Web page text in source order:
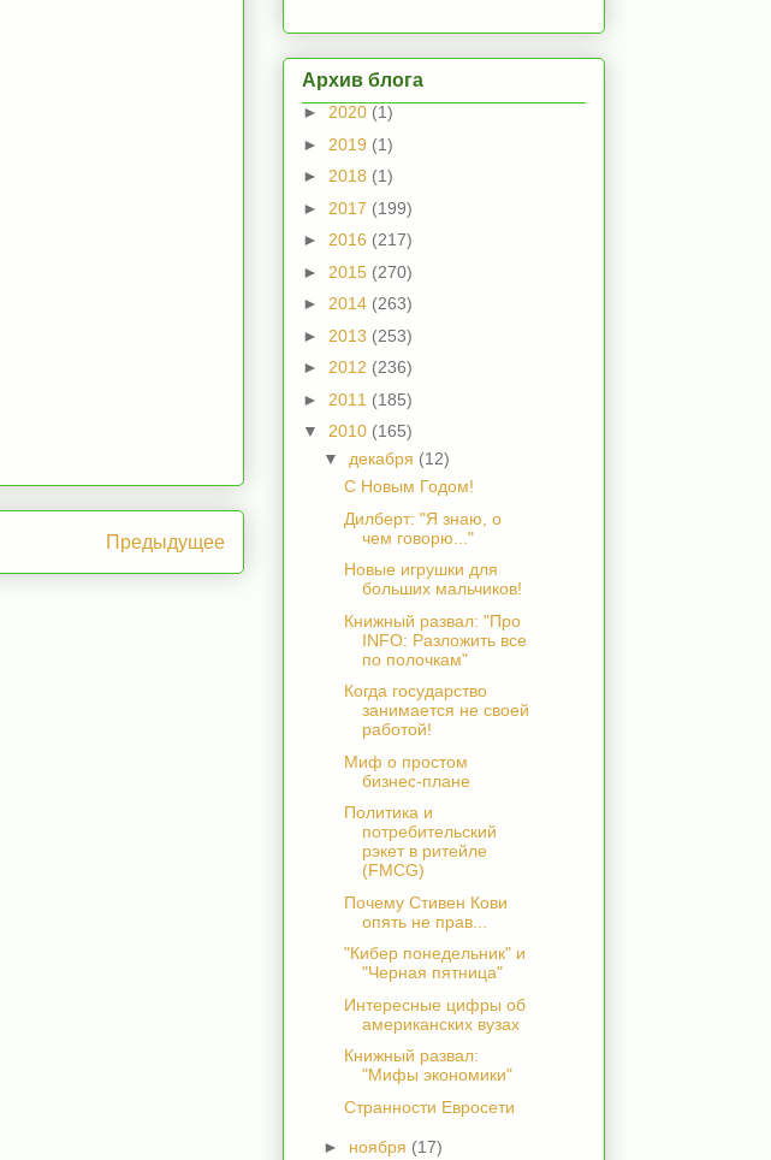
Предыдущее
Архив блога
► 2020 (1)
► 2019 (1)
► 2018 (1)
► 2017 (199)
► 2016 (217)
► 2015 (270)
► 2014 (263)
► 2013 (253)
► 2012 (236)
► 2011 (185)
▼ 2010 (165)
▼ декабря (12)
C Новым Годом!
Дилберт: "Я знаю, о
чем говорю..."
Новые игрушки для
больших мальчиков!
Книжный развал: "Про
INFO: Разложить все
по полочкам"
Когда государство
занимается не своей
работой!
Миф о простом
бизнес-плане
Политика и
потребительский
рэкет в ритейле
(FMCG)
Почему Стивен Кови
опять не прав...
"Кибер понедельник" и
"Черная пятница"
Интересные цифры об
американских вузах
Книжный развал:
"Мифы экономики"
Странности Евросети
► ноября (17)